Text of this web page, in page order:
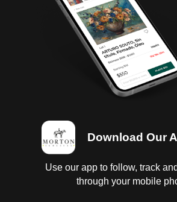
Download Our
Use our app to follow, track
through your mobile